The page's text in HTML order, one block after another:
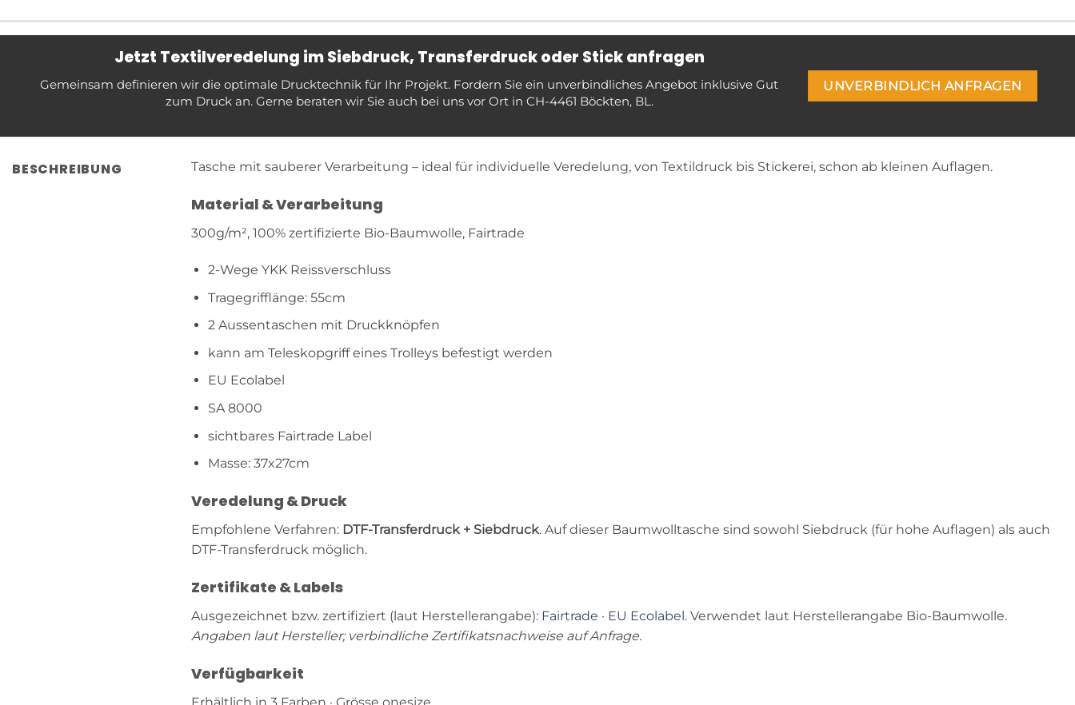
Jetzt Textilveredelung im Siebdruck, Transferdruck oder Stick anfragen
Gemeinsam definieren wir die optimale Drucktechnik für Ihr Projekt. Fordern Sie ein unverbindliches Angebot inklusive Gut
zum Druck an. Gerne beraten wir Sie auch bei uns vor Ort in CH-4461 Böckten, BL.
UNVERBINDLICH ANFRAGEN
BESCHREIBUNG Tasche mit sauberer Verarbeitung – ideal für individuelle Veredelung, von Textildruck bis Stickerei, schon ab kleinen Auflagen.
Material & Verarbeitung
300g/m², 100% zertifizierte Bio-Baumwolle, Fairtrade
2-Wege YKK Reissverschluss
Tragegrifflänge: 55cm
2 Aussentaschen mit Druckknöpfen
kann am Teleskopgriff eines Trolleys befestigt werden
EU Ecolabel
SA 8000
sichtbares Fairtrade Label
Masse: 37x27cm
Veredelung & Druck
Empfohlene Verfahren: DTF-Transferdruck + Siebdruck. Auf dieser Baumwolltasche sind sowohl Siebdruck (für hohe Auflagen) als auch
DTF-Transferdruck möglich.
Zertifikate & Labels
Ausgezeichnet bzw. zertifiziert (laut Herstellerangabe): Fairtrade · EU Ecolabel. Verwendet laut Herstellerangabe Bio-Baumwolle.
Angaben laut Hersteller; verbindliche Zertifikatsnachweise auf Anfrage.
Verfügbarkeit
Erhältlich in 3 Farben · Grösse onesize.